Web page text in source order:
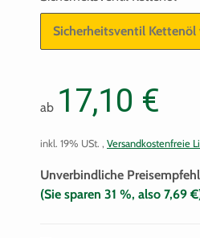
Sicherheitsventil Kettenöl
ab 17,10 €
inkl. 19% USt. , Versandkostenfreie
Unverbindliche
(Sie sparen 31 %, also 7,69 €